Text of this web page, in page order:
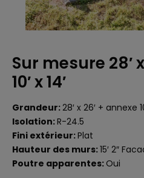
Sur mesure 28′
10′ x 14′
Grandeur:28′ x 26′ + annexe
Isolation:R-24.5
Fini extérieur:Plat
Hauteur des murs:15′ 2″
Poutre apparentes: Oui